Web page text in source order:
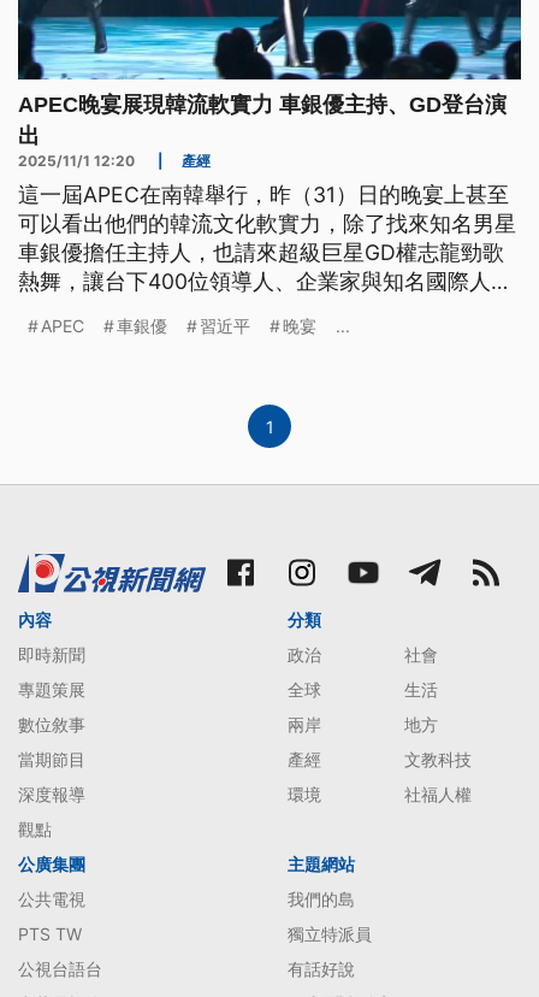
APEC晚宴展現韓流軟實力 車銀優主持、GD登台演
出
2025/11/1 12:20 產經
這一屆APEC在南韓舉行，昨（31）日的晚宴上甚至
可以看出他們的韓流文化軟實力，除了找來知名男星
車銀優擔任主持人，也請來超級巨星GD權志龍勁歌
熱舞，讓台下400位領導人、企業家與知名國際人
APEC 車銀優 習近平 晚宴 ...
1
內容
即時新聞
專題策展
數位敘事
當期節目
深度報導
觀點
分類
政治
社會
全球
生活
兩岸
地方
產經
文教科技
環境
社福人權
公廣集團
公共電視
PTS TW
公視台語台
主題網站
我們的島
獨立特派員
有話好說